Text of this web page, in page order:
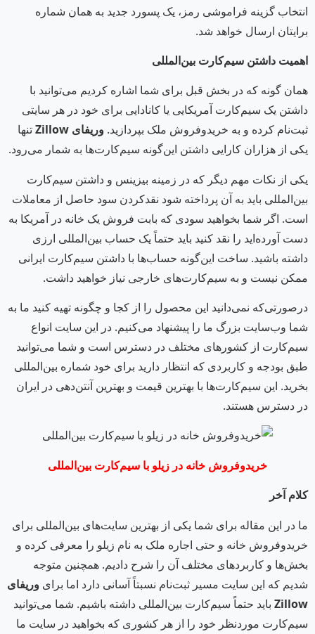
انتخاب گزینه فراموشی رمز، یک پسورد جدید به همان شماره
برایتان ارسال خواهد شد.
اهمیت داشتن سیم‌کارت بین‌المللی
همان گونه که در بخش قبل برای شما اشاره کردیم می‌توانید با
داشتن یک سیم‌کارت آمریکایی یا کانادایی برای خود در هر سایتی
ثبت‌نام کرده و به خریدوفروش ملک بپردازید. وریفای Zillowتنها
یکی از هزاران کارایی داشتن این‌گونه سیم‌کارت‌ها به شمار می‌رود.
یکی از نکات مهم دیگر که در زمینه بیزینس و داشتن سیم‌کارت
بین‌المللی باید به آن پرداخته شود نقدکردن سود حاصل از معاملات
است. اگر شما بخواهید سودی که بابت فروش یک خانه در آمریکا به
دست آورده‌اید را نقد کنید باید حتماً یک حساب بین‌المللی ارزی
داشته باشید. ساخت این‌گونه حساب‌ها با داشتن سیم‌کارت ایرانی
ممکن نیست و به سیم‌کارت‌های خارجی نیاز خواهید داشت.
درصورتی‌که نمی‌دانید این محصول را از کجا و چگونه تهیه کنید ما به
شما وب‌سایت بزرگ ما را پیشنهاد می‌کنیم. در این سایت انواع
سیم‌کارت از کشورهای مختلف در دسترس است و شما می‌توانید
طبق بودجه و کاربردی که انتظار دارید برای خود شماره بین‌المللی
بخرید. این سیم‌کارت‌ها با بهترین قیمت و بهترین آنتن‌دهی در ایران
در دسترس هستند.
خریدوفروش خانه در زیلو با سیم‌کارت بین‌المللی
کلام آخر
ما در این مقاله برای شما یکی از بهترین سایت‌های بین‌المللی برای
خریدوفروش خانه و حتی اجاره ملک به نام زیلو را معرفی کرده و
بخش‌ها و کاربردهای مختلف آن را شرح دادیم. همچنین متوجه
شدیم که این سایت مسیر ثبت‌نام نسبتاً آسانی دارد اما برای وریفای
Zillow باید حتماً سیم‌کارت بین‌المللی داشته باشیم. شما می‌توانید
سیم‌کارت موردنظر خود را از هر کشوری که بخواهید در سایت ما